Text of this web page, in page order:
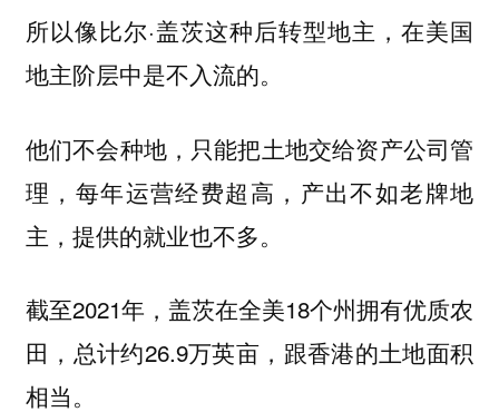
所以像比尔·盖茨这种后转型地主，在美国
地主阶层中是不入流的。
他们不会种地，只能把土地交给资产公司管
理，每年运营经费超高，产出不如老牌地
主，提供的就业也不多。
截至2021年，盖茨在全美18个州拥有优质农
田，总计约26.9万英亩，跟香港的土地面积
相当。